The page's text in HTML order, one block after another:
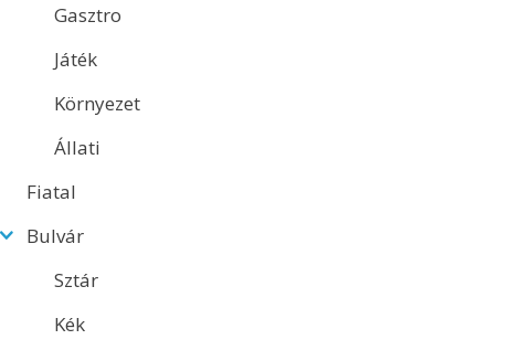
Gasztro
Játék
Környezet
Állati
Fiatal
Bulvár
Sztár
Kék